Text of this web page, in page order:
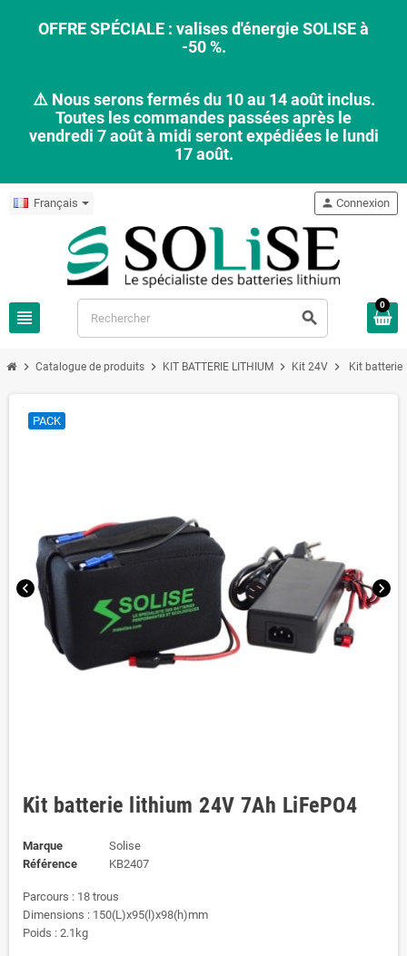
OFFRE SPÉCIALE : valises d'énergie SOLISE à
-50 %.
⚠️ Nous serons fermés du 10 au 14 août inclus.
Toutes les commandes passées après le
vendredi 7 août à midi seront expédiées le lundi
17 août.
Français
view_headline search
person Connexion
0
chevron_right Catalogue de produits chevron_right KIT BATTERIE LITHIUM chevron_right Kit 24V chevron_right Kit batterie
chevron_left chevron_right
PACK
Kit batterie lithium 24V 7Ah LiFePO4
Marque
Solise
Référence
KB2407
Parcours : 18 trous
Dimensions : 150(L)x95(l)x98(h)mm
Poids : 2.1kg